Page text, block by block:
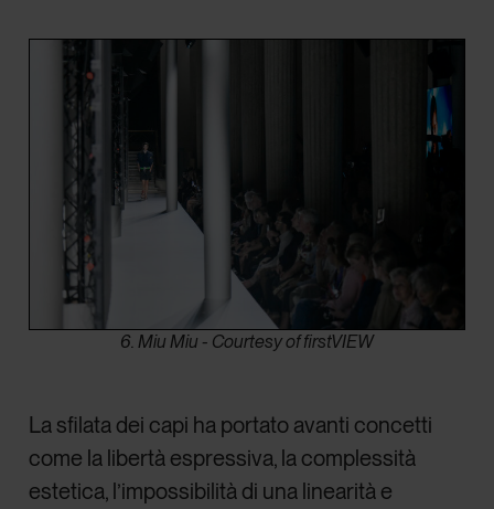
6. Miu Miu - Courtesy of firstVIEW
La sfilata dei capi ha portato avanti concetti
come la libertà espressiva, la complessità
estetica, l’impossibilità di una linearità e